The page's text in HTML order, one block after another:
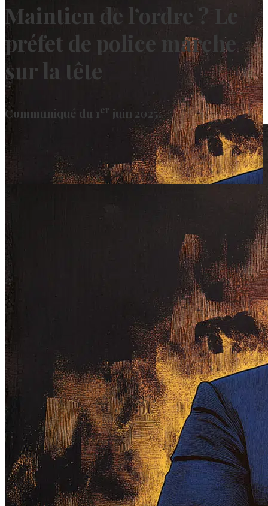
Maintien de l’ordre ? Le
préfet de police marche
sur la tête
Communiqué du 1er juin 2025.